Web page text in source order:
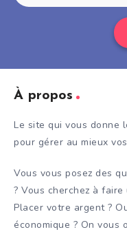
À propos
Le site qui vous donne
pour gérer au mieux
Vous vous posez des
? Vous cherchez à faire
Placer votre argent ?
économique ? On